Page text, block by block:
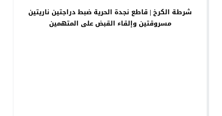
شرطة الكرخ | قاطع نجدة الحرية ضبط دراجتين ناريتين
مسروقتين وإلقاء القبض على المتهمين